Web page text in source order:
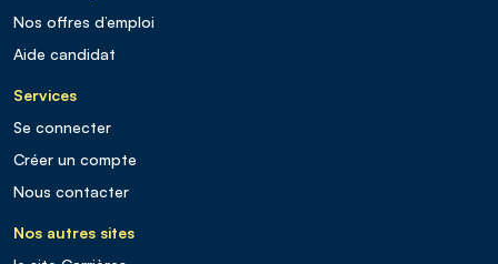
Nos offres d’emploi
Aide candidat
Services
Se connecter
Créer un compte
Nous contacter
Nos autres sites